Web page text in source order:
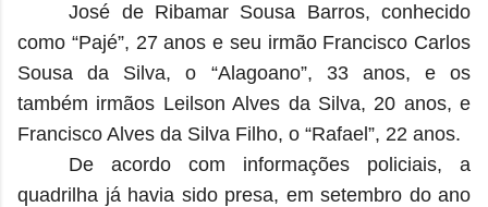
José de Ribamar Sousa Barros, conhecido
como “Pajé”, 27 anos e seu irmão Francisco Carlos
Sousa da Silva, o “Alagoano”, 33 anos, e os
também irmãos Leilson Alves da Silva, 20 anos, e
Francisco Alves da Silva Filho, o “Rafael”, 22 anos.
De acordo com informações policiais, a
quadrilha já havia sido presa, em setembro do ano